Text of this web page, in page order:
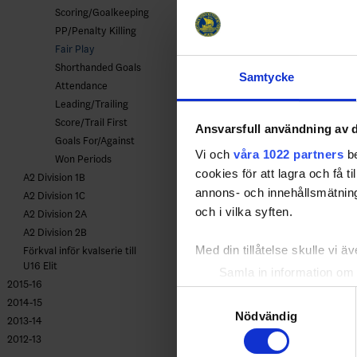
Samtycke
Ansvarsfull användning av
Vi och våra 1022 partners
cookies för att lagra och få
annons- och
och i vilka syften.
Med din tillåtelse skulle vi
Samla in information
Identifiera din enhet
Ta reda på mer om hur
eller dra tillbaka ditt
Nödvändig
Scoring/Goalkeeping
PP/Penalty Killing
Fair Play
Shorthanded Goals
Attendance
Leading/Trailing
Score/Trail First
Goals For/Against
Won Periods
A2 Division 1B
A2 Division 1C
A2 Division 2A
A2 Division 2B
Förkval inför kvalserie till
U16 Elit
2015-16
2014-15
2013-14
2012-13